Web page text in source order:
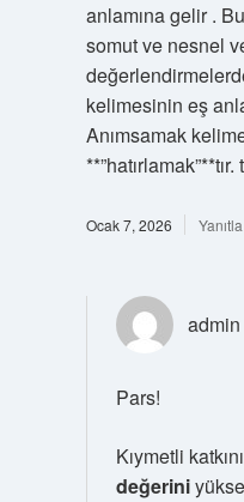
anlamına gelir .
somut ve nesnel
kelimesinin eş
Anımsamak
Ocak 7, 2026 Yanıtla
admin
Pars!
Kıymetli
değerini